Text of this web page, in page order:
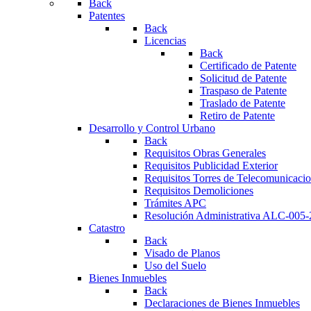
Back
Patentes
Back
Licencias
Back
Certificado de Patente
Solicitud de Patente
Traspaso de Patente
Traslado de Patente
Retiro de Patente
Desarrollo y Control Urbano
Back
Requisitos Obras Generales
Requisitos Publicidad Exterior
Requisitos Torres de
Requisitos Demoliciones
Trámites APC
Resolución Administrativa ALC-005-
Catastro
Back
Visado de Planos
Uso del Suelo
Bienes Inmuebles
Back
Declaraciones de Bienes Inmuebles